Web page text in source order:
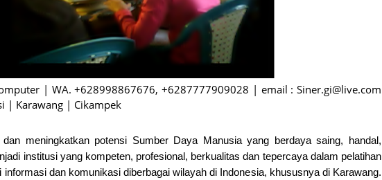
| WA. +628998867676, +6287777909028 | email : Siner.gi@live.com
| Karawang | Cikampek
dan meningkatkan potensi Sumber Daya Manusia yang berdaya saing, handal,
institusi yang kompeten, profesional, berkualitas dan tepercaya dalam pelatihan
informasi dan komunikasi diberbagai wilayah di Indonesia, khususnya di Karawang.